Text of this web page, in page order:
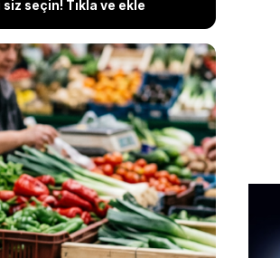
seçin! Tıkla ve ekle
zirveye oturan o mucizevi
C vitaminiyle şifa
kenarlarından toplanan bu
keşfedilmeyi bekliyor.